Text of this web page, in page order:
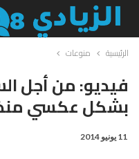
الرئيسية منوعات
فيديو: من أجل
بشكل عكسي منذ 25
11 يونيو 2014